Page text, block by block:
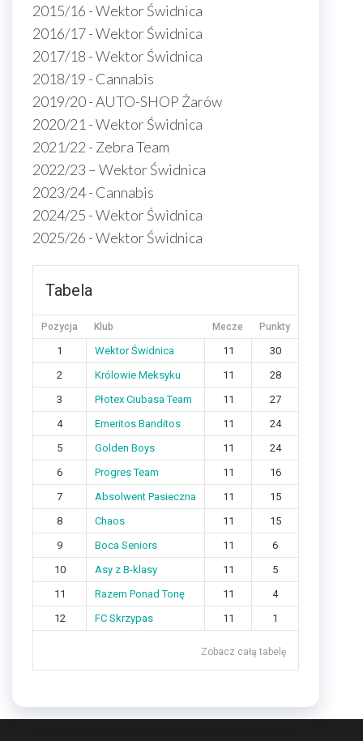
2015/16 - Wektor Świdnica
2016/17 - Wektor Świdnica
2017/18 - Wektor Świdnica
2018/19 - Cannabis
2019/20 - AUTO-SHOP Żarów
2020/21 - Wektor Świdnica
2021/22 - Zebra Team
2022/23 – Wektor Świdnica
2023/24 - Cannabis
2024/25 - Wektor Świdnica
2025/26 - Wektor Świdnica
Tabela
Pozycja Klub Mecze Punkty
1 Wektor Świdnica 11
30
2
Królowie Meksyku 11
28
3
Płotex Ciubasa Team 11
27
4
Emeritos Banditos 11
24
5
Golden Boys 11
24
6
Progres Team 11
16
7
Absolwent Pasieczna 11
15
8
Chaos 11
15
9
Boca Seniors 11
6
10
Asy z B-klasy 11
5
11
Razem Ponad Tonę 11
4
12
FC Skrzypas 11 1
Zobacz całą tabelę